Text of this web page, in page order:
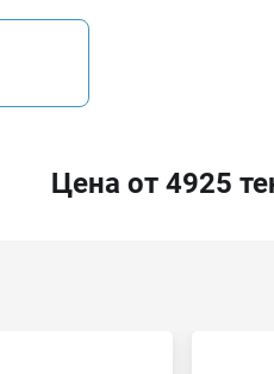
Цена от 4925